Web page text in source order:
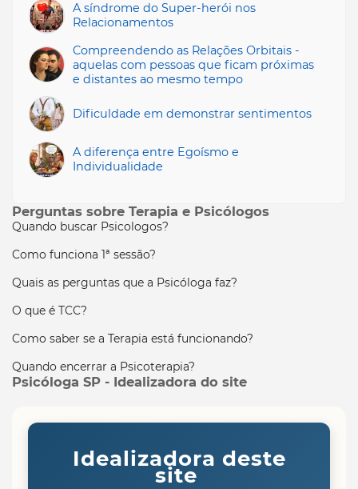
A síndrome do Super-herói nos
Relacionamentos
Compreendendo as Relações Orbitais -
aquelas com pessoas que ficam próximas
e distantes ao mesmo tempo
Dificuldade em demonstrar sentimentos
A diferença entre Egoísmo e
Individualidade
Perguntas sobre Terapia e Psicólogos
Quando buscar Psicologos?
Como funciona 1ª sessão?
Quais as perguntas que a Psicóloga faz?
O que é TCC?
Como saber se a Terapia está funcionando?
Quando encerrar a Psicoterapia?
Psicóloga SP - Idealizadora do site
Idealizadora deste
site